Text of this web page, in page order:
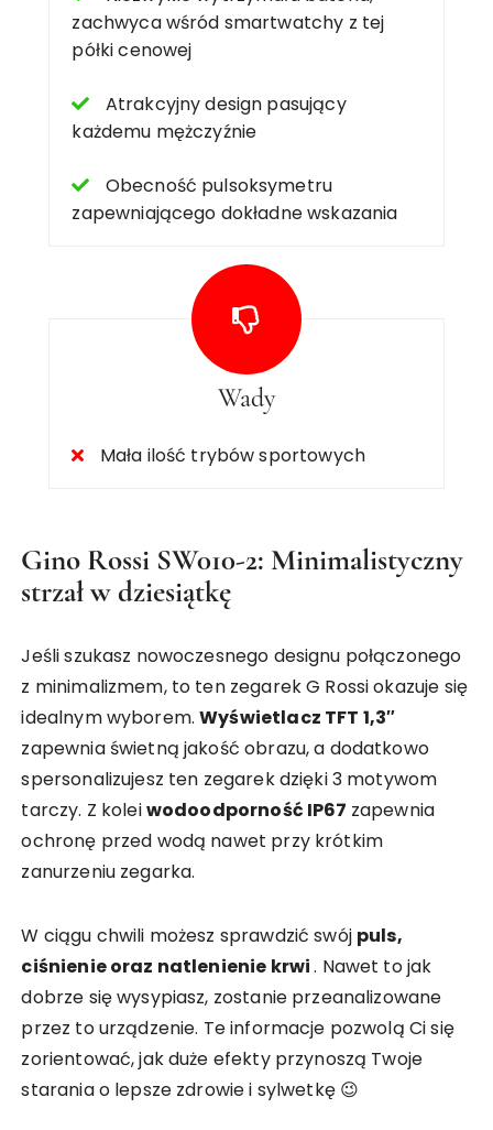
zachwyca wśród smartwatchy z tej
półki cenowej
Atrakcyjny design pasujący
każdemu mężczyźnie
Obecność pulsoksymetru
zapewniającego dokładne wskazania
Wady
Mała ilość trybów sportowych
Gino Rossi SW010-2: Minimalistyczny
strzał w dziesiątkę
Jeśli szukasz nowoczesnego designu połączonego
z minimalizmem, to ten zegarek G Rossi okazuje się
idealnym wyborem.Wyświetlacz TFT 1,3″
zapewnia świetną jakość obrazu, a dodatkowo
spersonalizujesz ten zegarek dzięki 3 motywom
tarczy. Z koleiwodoodporność IP67 zapewnia
ochronę przed wodą nawet przy krótkim
zanurzeniu zegarka.
W ciągu chwili możesz sprawdzić swój puls,
ciśnienie oraz natlenienie krwi. Nawet to jak
dobrze się wysypiasz, zostanie przeanalizowane
przez to urządzenie. Te informacje pozwolą Ci się
zorientować, jak duże efekty przynoszą Twoje
starania o lepsze zdrowie i sylwetkę 😉